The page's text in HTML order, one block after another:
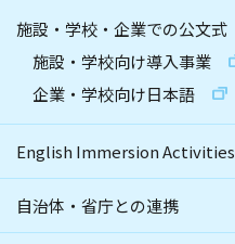
施設・学校・企業での公文式
施設・学校向け導入事業
企業・学校向け日本語
English Immersion Activities
自治体・省庁との連携